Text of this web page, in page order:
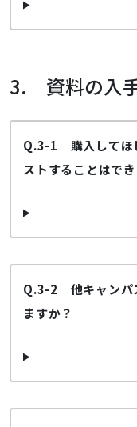
3. 資料の入
Q.3-1 購入してほ
ストすることはで
Q.3-2 他キャンパ
ますか？